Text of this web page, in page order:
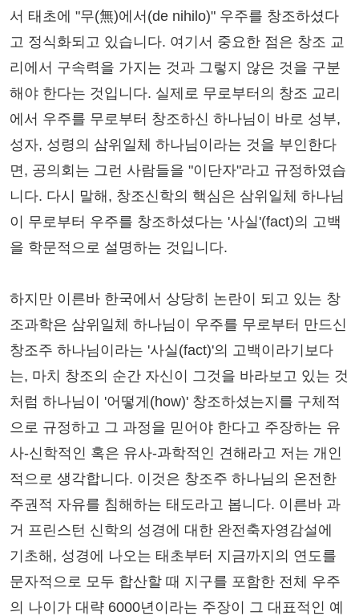
서 태초에 "무(無)에서(de nihilo)" 우주를 창조하셨다
고 정식화되고 있습니다. 여기서 중요한 점은 창조 교
리에서 구속력을 가지는 것과 그렇지 않은 것을 구분
해야 한다는 것입니다. 실제로 무로부터의 창조 교리
에서 우주를 무로부터 창조하신 하나님이 바로 성부,
성자, 성령의 삼위일체 하나님이라는 것을 부인한다
면, 공의회는 그런 사람들을 "이단자"라고 규정하였습
니다. 다시 말해, 창조신학의 핵심은 삼위일체 하나님
이 무로부터 우주를 창조하셨다는 '사실'(fact)의 고백
을 학문적으로 설명하는 것입니다.
하지만 이른바 한국에서 상당히 논란이 되고 있는 창
조과학은 삼위일체 하나님이 우주를 무로부터 만드신
창조주 하나님이라는 '사실(fact)'의 고백이라기보다
는, 마치 창조의 순간 자신이 그것을 바라보고 있는 것
처럼 하나님이 '어떻게(how)' 창조하셨는지를 구체적
으로 규정하고 그 과정을 믿어야 한다고 주장하는 유
사-신학적인 혹은 유사-과학적인 견해라고 저는 개인
적으로 생각합니다. 이것은 창조주 하나님의 온전한
주권적 자유를 침해하는 태도라고 봅니다. 이른바 과
거 프린스턴 신학의 성경에 대한 완전축자영감설에
기초해, 성경에 나오는 태초부터 지금까지의 연도를
문자적으로 모두 합산할 때 지구를 포함한 전체 우주
의 나이가 대략 6000년이라는 주장이 그 대표적인 예